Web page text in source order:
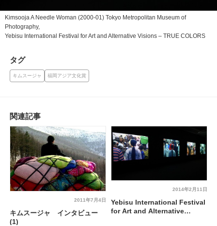
KimsoojaA Needle Woman (2000-01) Tokyo Metropolitan Museum of
Photography,
Yebisu International Festival for Art and Alternative Visions – TRUE COLORS
タグ
キムスージャ 福岡アジア文化賞
関連記事
2011年7月4日
キムスージャ インタビュー
(1)
2014年2月11日
Yebisu International Festival
for Art and Alternative